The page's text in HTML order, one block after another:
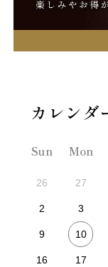
Sun Mon
26 27
2 3
9 10
16 17